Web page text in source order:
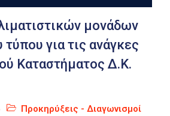
μονάδων
τύπου για τις ανάγκες
Καταστήματος Δ.Κ.
Προκηρύξεις - Διαγωνισμοί